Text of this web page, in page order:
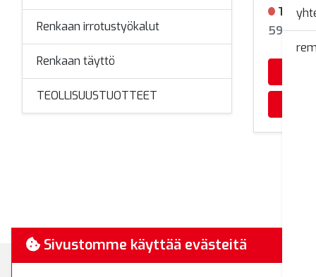
Renkaan irrotustyökalut
Renkaan täyttö
TEOLLISUUSTUOTTEET
Ei
595448
Sivustomme käyttää evästeitä